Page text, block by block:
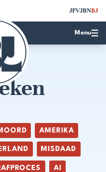
JFVJBNBJ
Menu
AMERIKA
MISDAAD
AI